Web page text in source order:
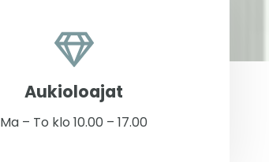
Aukioloajat
Ma – To klo 10.00 – 17.00